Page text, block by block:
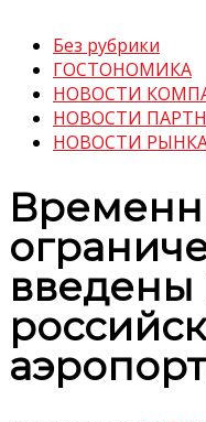
Без рубрики
ГОСТОНОМИКА
НОВОСТИ
НОВОСТИ
НОВОСТИ
введены